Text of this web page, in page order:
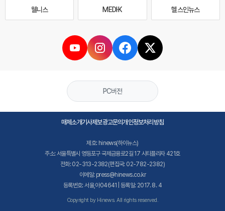
웰니스 MEDI·K 헬스인뉴스
PC버전
매체소개기사제보광고문의개인정보처리방침
제호: hinews(하이뉴스)
주소: 서울특별시 영등포구 국제금융로2길 17 시티플라자 421호
전화: 02-313-2382(편집국: 02-782-2382)
이메일: press@hinews.co.kr
등록번호: 서울,아04641 | 등록일: 2017. 8. 4
Copyright by Hinews. All rights reserved.